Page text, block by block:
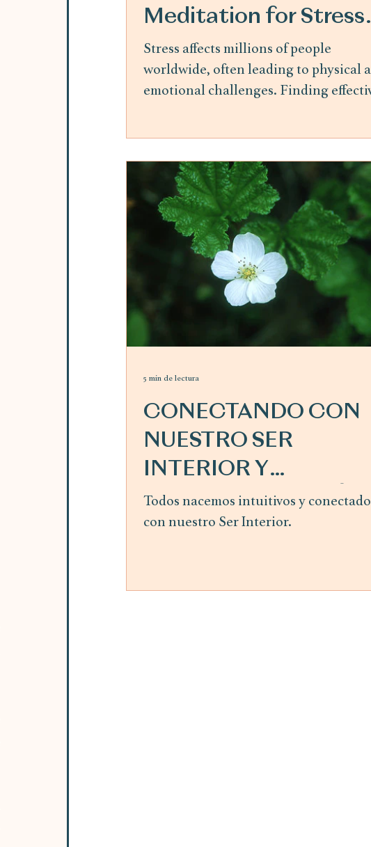
Meditation for Stress
Relief
Stress affects millions of people
worldwide, often leading to physical
emotional challenges. Finding
attention as a practical and accessible
method to reduce stress and improve
mental health. This post explores the
benefits of mindfulness meditation
stress relief and offers insights into
it can be integrated into daily life.
Mindfulness Meditation
CONECTANDO CON
NUESTRO SER
INTERIOR Y
SIGUIENDO LA GUÍA
INTERIOR ~ mes de
Todos nacemos intuitivos y
con nuestro Ser Interior.
5 min de lectura